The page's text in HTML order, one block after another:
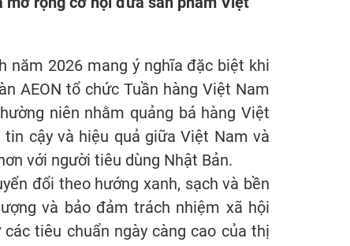
năm 2026 mang ý nghĩa đặc biệt khi
AEON tổ chức Tuần hàng Việt Nam
niên nhằm quảng bá hàng Việt
cậy và hiệu quả giữa Việt Nam và
với người tiêu dùng Nhật Bản.
đổi theo hướng xanh, sạch và bền
và bảo đảm trách nhiệm xã hội
tiêu chuẩn ngày càng cao của thị